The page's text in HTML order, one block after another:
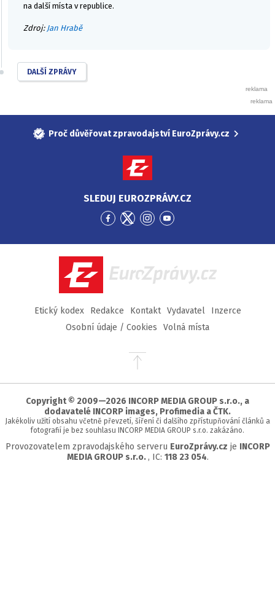
na další místa v republice.
Zdroj: Jan Hrabě
DALŠÍ ZPRÁVY
Proč důvěřovat zpravodajství EuroZprávy.cz
SLEDUJ EUROZPRÁVY.CZ
Přejít
Facebook
Přejít
Twitter
Přejít
Instagram
Přejít
YouTube
EuroZprávy.cz
Etický kodex Redakce Kontakt Vydavatel
Inzerce
Osobní údaje / Cookies
Volná místa
Přejít
stránky
Copyright © 2009—2026 INCORP MEDIA GROUP s.r.o., a
dodavatelé INCORP images, Profimedia a ČTK.
Jakékoliv užití obsahu včetně převzetí, šíření či dalšího zpřístupňování článků a
fotografií je bez souhlasu INCORP MEDIA GROUP s.r.o. zakázáno.
Provozovatelem zpravodajského serveru EuroZprávy.cz je INCORP
MEDIA GROUP s.r.o. , IC: 118 23 054.